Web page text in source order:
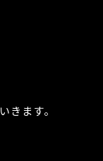
きます。